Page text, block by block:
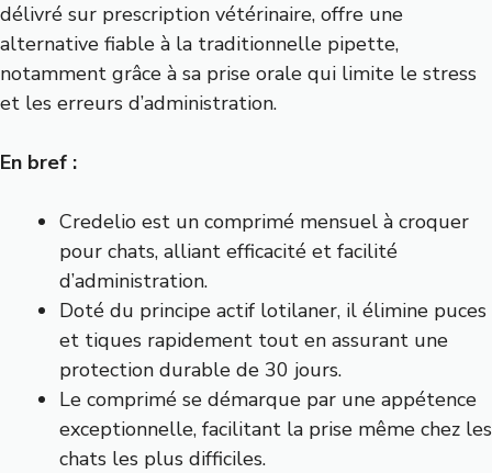
délivré sur prescription vétérinaire, offre une
alternative fiable à la traditionnelle pipette,
notamment grâce à sa prise orale qui limite le stress
et les erreurs d’administration.
En bref :
Credelio est un comprimé mensuel à croquer
pour chats, alliant efficacité et facilité
d’administration.
Doté du principe actif lotilaner, il élimine puces
et tiques rapidement tout en assurant une
protection durable de 30 jours.
Le comprimé se démarque par une appétence
exceptionnelle, facilitant la prise même chez les
chats les plus difficiles.